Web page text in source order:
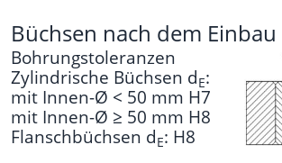
Büchsen nach dem Einbau
Bohrungstoleranzen
Zylindrische Büchsen dE:
mit Innen-Ø < 50 mm H7
mit Innen-Ø ≥ 50 mm H8
Flanschbüchsen dE: H8